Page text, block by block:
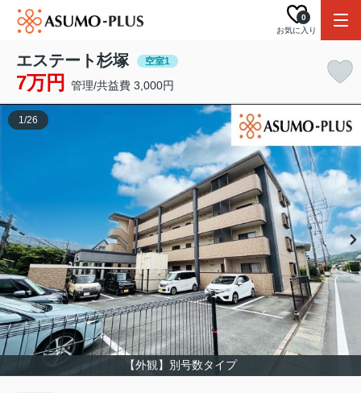
お気に入り
0
エステート杉塚 空室1
7万円 管理/共益費 3,000円
【外観】別号数タイプ
1/26